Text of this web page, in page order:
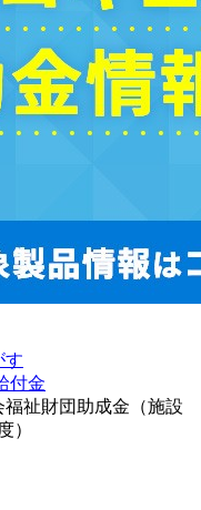
す
付金
祉財団助成金（施設
）